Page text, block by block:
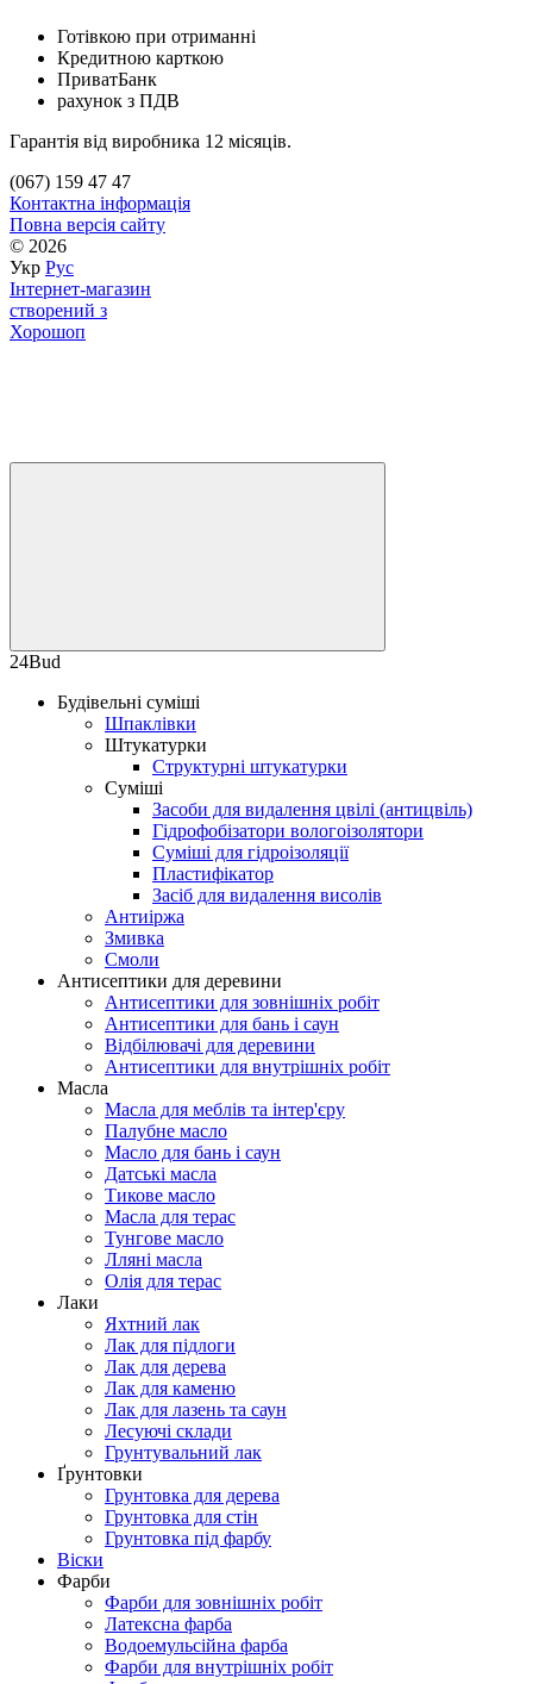
Готівкою при отриманні
Кредитною карткою
ПриватБанк
рахунок з ПДВ
Гарантія від виробника 12 місяців.
(067) 159 47 47
Контактна інформація
Повна версія сайту
© 2026
Укр Рус
Інтернет-магазин
створений з
Хорошоп
24Bud
Будівельні суміші
Шпаклівки
Штукатурки
Структурні штукатурки
Суміші
Засоби для видалення цвілі (антицвіль)
Гідрофобізатори вологоізолятори
Суміші для гідроізоляції
Пластифікатор
Засіб для видалення висолів
Антиіржа
Змивка
Смоли
Антисептики для деревини
Антисептики для зовнішніх робіт
Антисептики для бань і саун
Відбілювачі для деревини
Антисептики для внутрішніх робіт
Масла
Масла для меблів та інтер'єру
Палубне масло
Масло для бань і саун
Датські масла
Тикове масло
Масла для терас
Тунгове масло
Лляні масла
Олія для терас
Лаки
Яхтний лак
Лак для підлоги
Лак для дерева
Лак для каменю
Лак для лазень та саун
Лесуючі склади
Грунтувальний лак
Ґрунтовки
Грунтовка для дерева
Грунтовка для стін
Грунтовка під фарбу
Віски
Фарби
Фарби для зовнішніх робіт
Латексна фарба
Водоемульсійна фарба
Фарби для внутрішніх робіт